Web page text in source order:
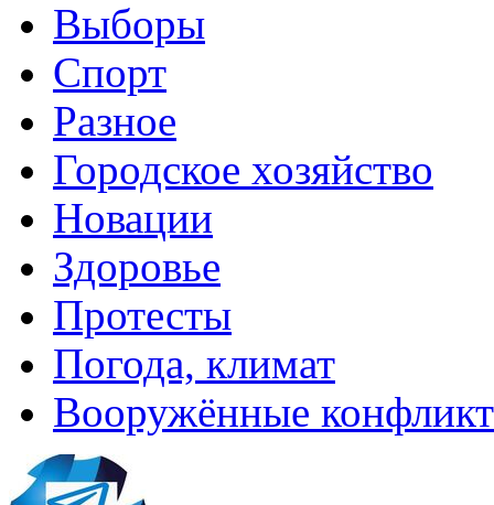
Выборы
Спорт
Разное
Городское хозяйство
Новации
Здоровье
Протесты
Погода, климат
Вооружённые